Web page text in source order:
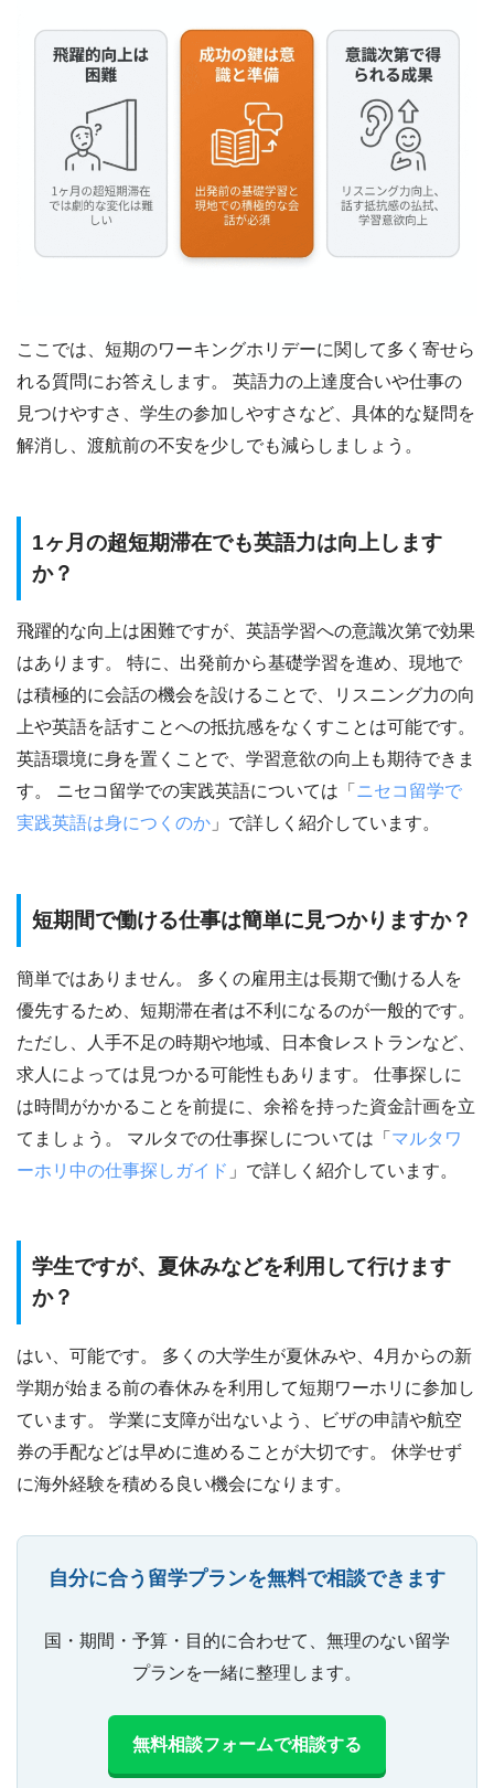
ここでは、短期のワーキングホリデーに関して多く寄せら
れる質問にお答えします。 英語力の上達度合いや仕事の
見つけやすさ、学生の参加しやすさなど、具体的な疑問を
解消し、渡航前の不安を少しでも減らしましょう。
1ヶ月の超短期滞在でも英語力は向上します
か？
飛躍的な向上は困難ですが、英語学習への意識次第で効果
はあります。 特に、出発前から基礎学習を進め、現地で
は積極的に会話の機会を設けることで、リスニング力の向
上や英語を話すことへの抵抗感をなくすことは可能です。
英語環境に身を置くことで、学習意欲の向上も期待できま
す。 ニセコ留学での実践英語については「 ニセコ留学で
実践英語は身につくのか 」で詳しく紹介しています。
短期間で働ける仕事は簡単に見つかりますか？
簡単ではありません。 多くの雇用主は長期で働ける人を
優先するため、短期滞在者は不利になるのが一般的です。
ただし、人手不足の時期や地域、日本食レストランなど、
求人によっては見つかる可能性もあります。 仕事探しに
は時間がかかることを前提に、余裕を持った資金計画を立
てましょう。 マルタでの仕事探しについては「 マルタワ
ーホリ中の仕事探しガイド 」で詳しく紹介しています。
学生ですが、夏休みなどを利用して行けます
か？
はい、可能です。 多くの大学生が夏休みや、4月からの新
学期が始まる前の春休みを利用して短期ワーホリに参加し
ています。 学業に支障が出ないよう、ビザの申請や航空
券の手配などは早めに進めることが大切です。 休学せず
に海外経験を積める良い機会になります。
自分に合う留学プランを無料で相談できます
国・期間・予算・目的に合わせて、無理のない留学
プランを一緒に整理します。
無料相談フォームで相談する